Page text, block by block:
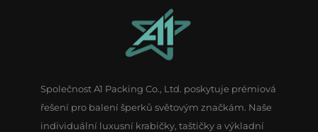
Společnost A1 Packing Co., Ltd. poskytuje prémiová
řešení pro balení šperků světovým značkám. Naše
individuální luxusní krabičky, taštičky a výkladní